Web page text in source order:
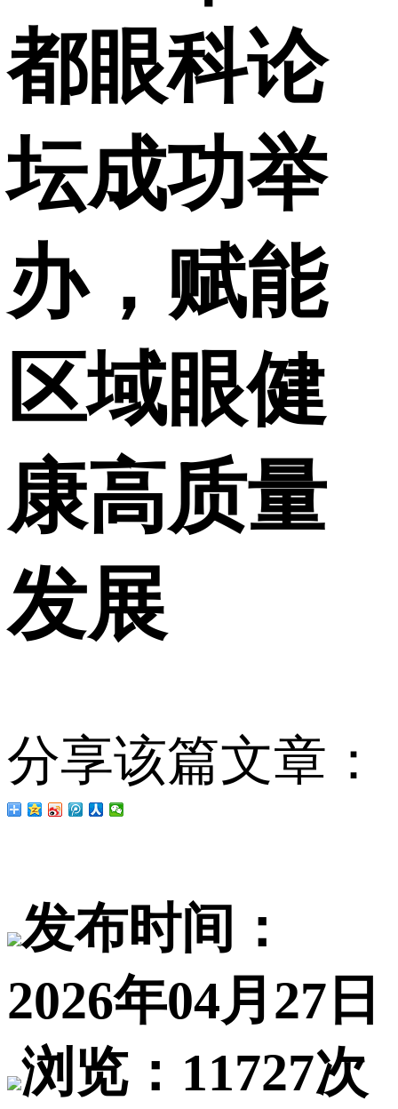
都眼科论
坛成功举
办，赋能
区域眼健
康高质量
发展
分享该篇文章：
发布时间：
2026年04月27日
浏览：11727次